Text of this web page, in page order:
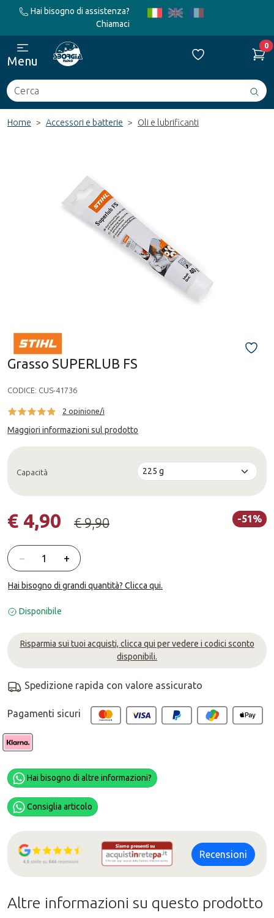
Hai bisogno di assistenza?
Chiamaci
Cerca
0
Menu
Home Accessori e batterie Oli e lubrificanti
Grasso SUPERLUB FS
CODICE: CUS-41736
2 opinione/i
Maggiori informazioni sul prodotto
Capacità
-51%
€ 4,90 € 9,90
Quantità
− +
Hai bisogno di grandi quantità? Clicca qui.
Disponibile
Risparmia sui tuoi acquisti, clicca qui per vedere i codici sconto
disponibili.
Spedizione rapida con valore assicurato
Pagamenti sicuri
Hai bisogno di altre informazioni?
Consiglia articolo
Recensioni
Altre informazioni su questo prodotto